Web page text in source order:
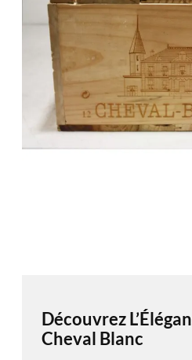
Découvrez
Cheval Blanc